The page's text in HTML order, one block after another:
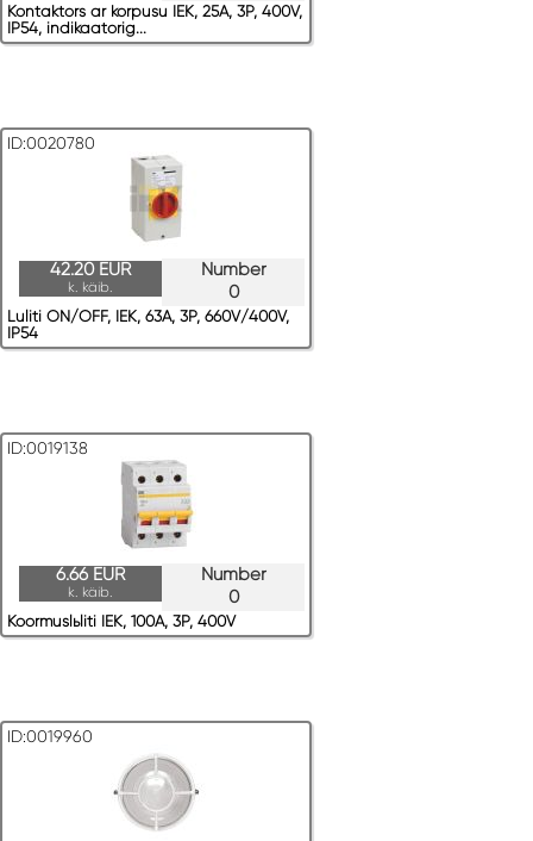
Kontaktors ar korpusu IEK, 25A, 3P, 400V,
IP54, indikaatorig...
ID:0020780
Number
0
42.20 EUR
k. käib.
Luliti ON/OFF, IEK, 63A, 3P, 660V/400V,
IP54
ID:0019138
Number
0
6.66 EUR
k. käib.
Koormuslьliti IEK, 100A, 3P, 400V
ID:0019960